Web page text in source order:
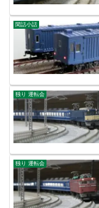
閑話小話
独り 運転会
独り 運転会